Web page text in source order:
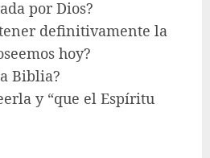
por Dios?
definitivamente la
hoy?
Biblia?
y “que el Espíritu